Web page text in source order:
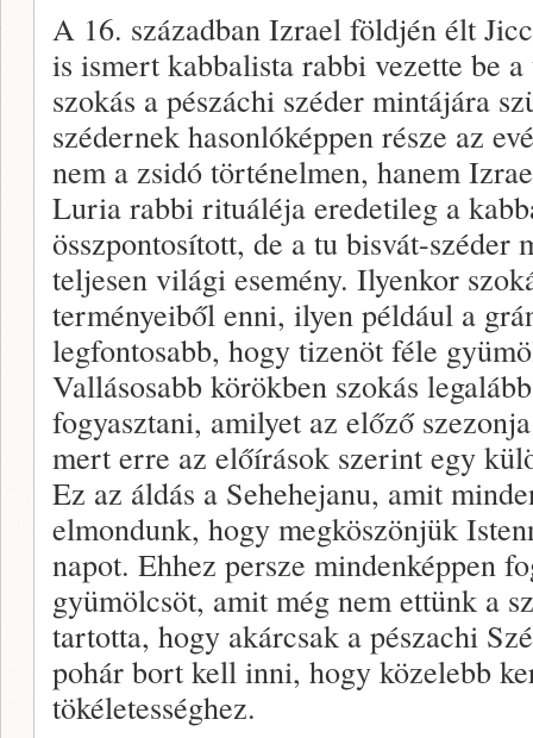
A 16. században Izrael földjén élt
is ismert kabbalista rabbi vezette be
szokás a pészáchi széder mintájára
szédernek hasonlóképpen része az
nem a zsidó történelmen, hanem
Luria rabbi rituáléja eredetileg a
összpontosított, de a tu bisvát-széder
teljesen világi esemény. Ilyenkor
terményeiből enni, ilyen például a
legfontosabb, hogy tizenöt féle
Vallásosabb körökben szokás
fogyasztani, amilyet az előző
mert erre az előírások szerint egy
Ez az áldás a Sehehejanu, amit
elmondunk, hogy megköszönjük
napot. Ehhez persze mindenképpen
gyümölcsöt, amit még nem ettünk a
tartotta, hogy akárcsak a pészachi
pohár bort kell inni, hogy közelebb
tökéletességhez.